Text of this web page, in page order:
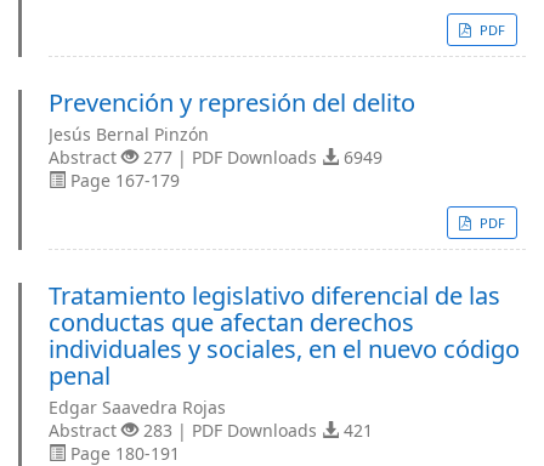
PDF
Prevención y represión del delito
Jesús Bernal Pinzón
Abstract
277 | PDF Downloads
6949
Page 167-179
PDF
Tratamiento legislativo diferencial de las
conductas que afectan derechos
individuales y sociales, en el nuevo código
penal
Edgar Saavedra Rojas
Abstract
283 | PDF Downloads
421
Page 180-191